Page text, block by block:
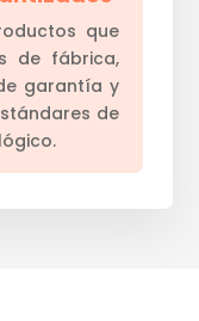
que
de fábrica,
garantía y
de